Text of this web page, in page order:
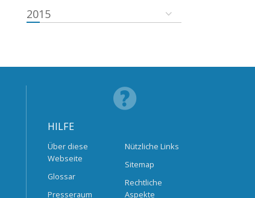
2015
HILFE
Über diese
Webseite
Glossar
Presseraum
Nützliche Links
Sitemap
Rechtliche
Aspekte